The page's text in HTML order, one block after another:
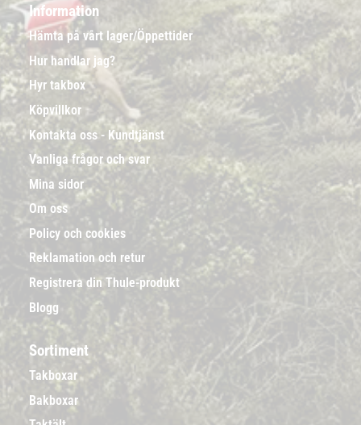
Information
Hämta på vårt lager/Öppettider
Hur handlar jag?
Hyr takbox
Köpvillkor
Kontakta oss - Kundtjänst
Vanliga frågor och svar
Mina sidor
Om oss
Policy och cookies
Reklamation och retur
Registrera din Thule-produkt
Blogg
Sortiment
Takboxar
Bakboxar